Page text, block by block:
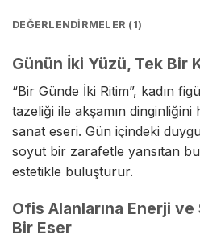
DEĞERLENDIRMELER (1)
Günün İki Yüzü, Tek Bir
“Bir Günde İki Ritim”, kadın
tazeliği ile akşamın
sanat eseri. Gün içindeki
soyut bir zarafetle yansıtan
estetikle buluşturur.
Ofis Alanlarına Enerji
Bir Eser